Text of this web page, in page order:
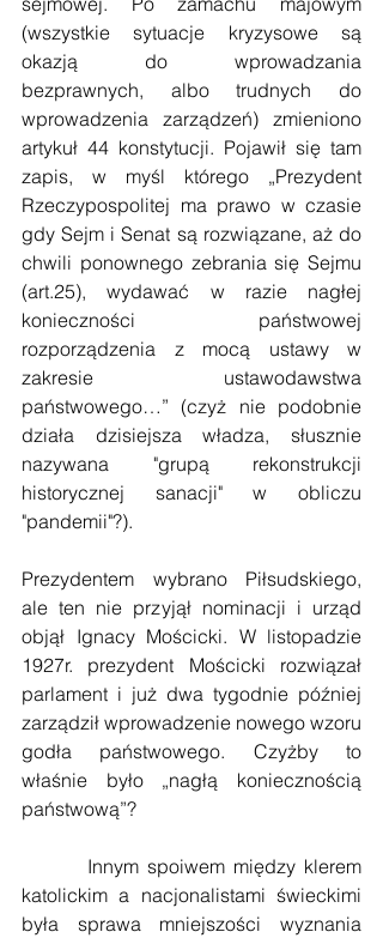
(wszystkie sytuacje kryzysowe są
okazją do wprowadzania
bezprawnych, albo trudnych do
wprowadzenia zarządzeń) zmieniono
artykuł 44 konstytucji. Pojawił się tam
zapis, w myśl którego „Prezydent
Rzeczypospolitej ma prawo w czasie
gdy Sejm i Senat są rozwiązane, aż do
chwili ponownego zebrania się Sejmu
(art.25), wydawać w razie nagłej
konieczności państwowej
rozporządzenia z mocą ustawy w
zakresie ustawodawstwa
państwowego…” (czyż nie podobnie
działa dzisiejsza władza, słusznie
nazywana "grupą rekonstrukcji
historycznej sanacji" w obliczu
"pandemii"?).
Prezydentem wybrano Piłsudskiego,
ale ten nie przyjął nominacji i urząd
objął Ignacy Mościcki. W listopadzie
1927r. prezydent Mościcki rozwiązał
parlament i już dwa tygodnie później
zarządził wprowadzenie nowego wzoru
godła państwowego. Czyżby to
właśnie było „nagłą koniecznością
państwową”?
katolickim a nacjonalistami świeckimi
była sprawa mniejszości wyznania